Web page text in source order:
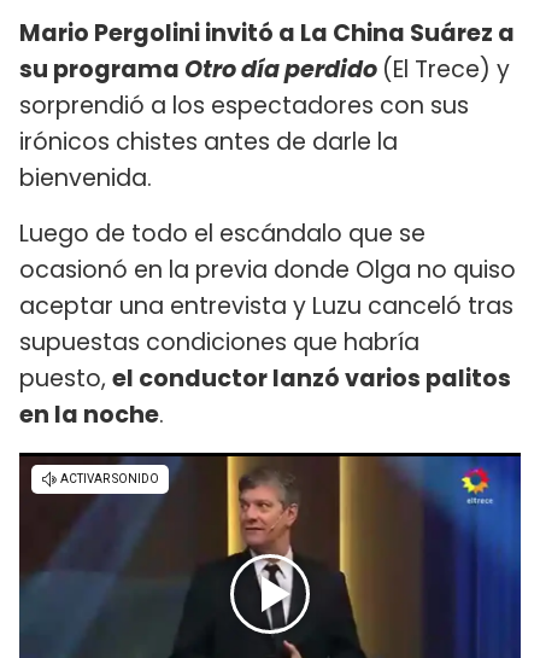
Mario Pergolini invitó a La China Suárez a
su programa Otro día perdido (El Trece) y
sorprendió a los espectadores con sus
irónicos chistes antes de darle la
bienvenida.
Luego de todo el escándalo que se
ocasionó en la previa donde Olga no quiso
aceptar una entrevista y Luzu canceló tras
supuestas condiciones que habría
puesto, el conductor lanzó varios palitos
en la noche.